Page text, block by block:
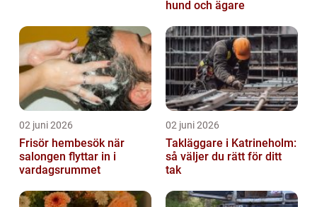
hund och ägare
02 juni 2026
Frisör hembesök när
salongen flyttar in i
vardagsrummet
02 juni 2026
Takläggare i Katrineholm:
så väljer du rätt för ditt
tak